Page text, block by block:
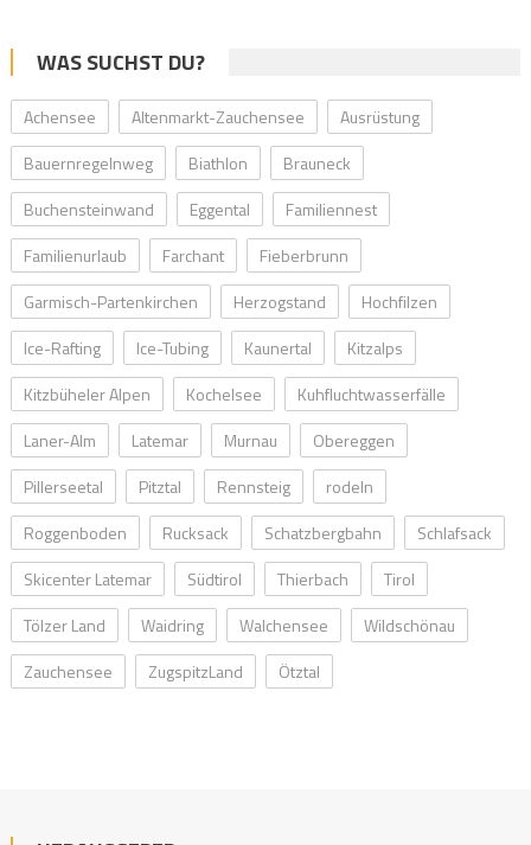
WAS SUCHST DU?
Achensee Altenmarkt-Zauchensee
Ausrüstung
Bauernregelnweg
Biathlon
Brauneck
Buchensteinwand
Eggental
Familiennest
Familienurlaub
Farchant
Fieberbrunn
Garmisch-Partenkirchen
Herzogstand
Hochfilzen
Ice-Rafting
Ice-Tubing Kaunertal
Kitzalps
Kitzbüheler Alpen
Kochelsee
Kuhfluchtwasserfälle
Laner-Alm
Latemar Murnau
Obereggen
Pillerseetal
Pitztal Rennsteig
rodeln
Roggenboden
Rucksack Schatzbergbahn
Schlafsack
Skicenter Latemar
Südtirol Thierbach
Tirol
Tölzer Land
Waidring Walchensee
Wildschönau
Zauchensee
ZugspitzLand Ötztal